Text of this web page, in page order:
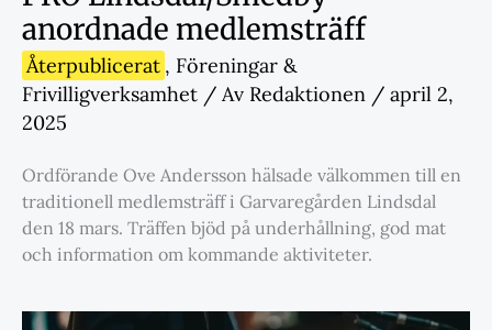
anordnade medlemsträff
Återpublicerat , Föreningar &
Frivilligverksamhet / Av Redaktionen / april 2,
2025
Ordförande Ove Andersson hälsade välkommen till en
traditionell medlemsträff i Garvaregården Lindsdal
den 18 mars. Träffen bjöd på underhållning, god mat
och information om kommande aktiviteter.